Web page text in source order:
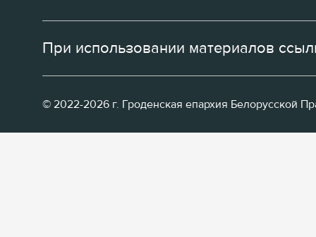
При использовании материалов
© 2022-2026 г. Гроденская епархия Белорусской